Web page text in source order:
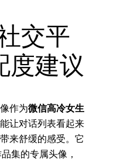
交平
度建议
作为微信高冷女生
让对话列表看起来
来舒缓的感受。它
集的专属头像，